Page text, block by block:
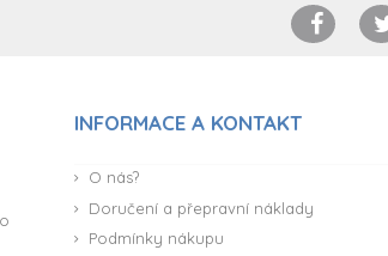
INFORMACE A KONTAKT
O nás?
Doručení a přepravní náklady
Podmínky nákupu